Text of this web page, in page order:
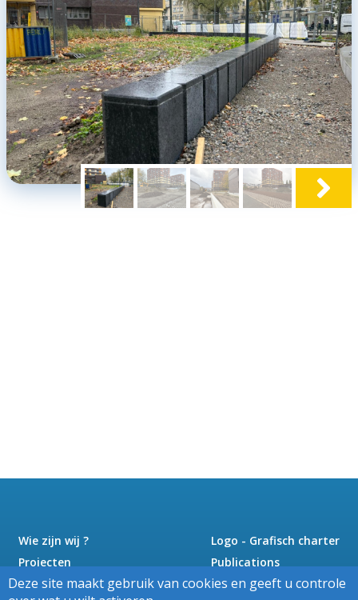
Wie zijn wij ?
Projecten
Nieuws
Logo - Grafisch charter
Publications
Pers
Deze site maakt gebruik van cookies en geeft u controle